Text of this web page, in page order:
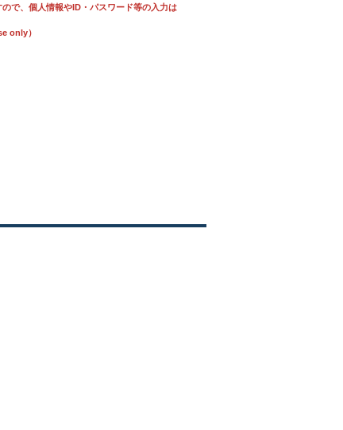
で、個人情報やID・パスワード等の入力は
only）